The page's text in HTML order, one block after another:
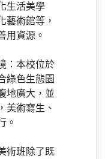
內文風鼎
生活美學
藝術館等，
：本校位於
綠色生態園
地廣大，並
美術寫生、